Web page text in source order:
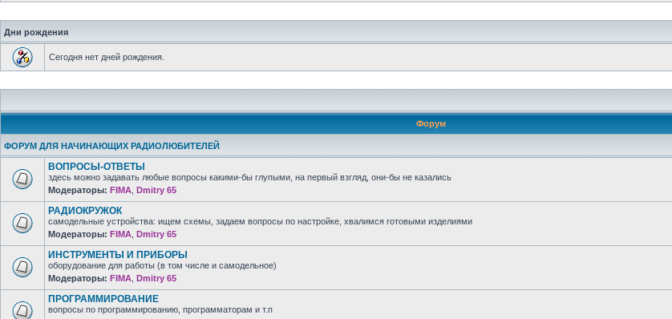
Дни рождения
Сегодня нет дней рождения.
Форум
ФОРУМ ДЛЯ НАЧИНАЮЩИХ РАДИОЛЮБИТЕЛЕЙ
ВОПРОСЫ-ОТВЕТЫ
здесь можно задавать любые вопросы какими-бы глупыми, на первый взгляд, они-бы не казались
Модераторы: FIMA Dmitry 65
РАДИОКРУЖОК
самодельные устройства: ищем схемы, задаем вопросы по настройке, хвалимся готовыми изделиями
Модераторы: FIMA Dmitry 65
ИНСТРУМЕНТЫ И ПРИБОРЫ
оборудование для работы (в том числе и самодельное)
Модераторы: FIMA Dmitry 65
ПРОГРАММИРОВАНИЕ
вопросы по программированию, программаторам и т.п